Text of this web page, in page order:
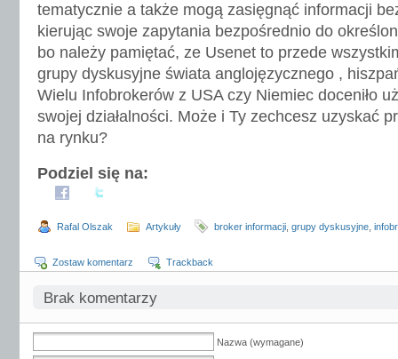
tematycznie a także mogą zasięgnąć informacji
kierując swoje zapytania bezpośrednio do
bo należy pamiętać, ze Usenet to przede
grupy dyskusyjne świata anglojęzycznego ,
Wielu Infobrokerów z USA czy Niemiec doceniło
swojej działalności. Może i Ty zechcesz uzyskać
na rynku?
Podziel się na:
Rafal Olszak Artykuły broker informacji grupy dyskusyjne
Zostaw komentarz Trackback
Brak komentarzy
Nazwa (wymagane)